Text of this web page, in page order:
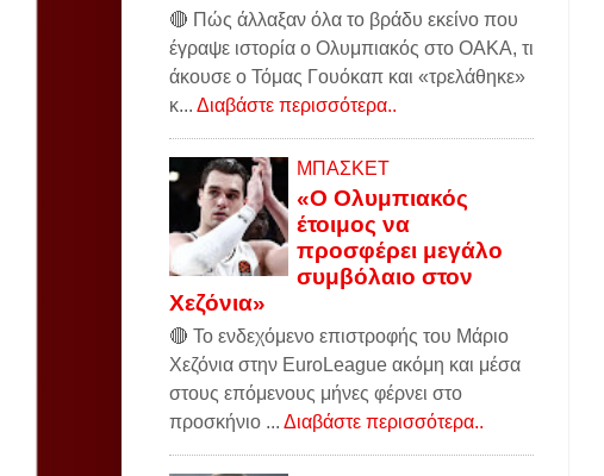
🔴 Πώς άλλαξαν όλα το βράδυ εκείνο που
έγραψε ιστορία ο Ολυμπιακός στο ΟΑΚΑ, τι
άκουσε ο Τόμας Γουόκαπ και «τρελάθηκε»
κ... Διαβάστε περισσότερα..
ΜΠΑΣΚΕΤ
«Ο Ολυμπιακός
έτοιμος να
προσφέρει μεγάλο
συμβόλαιο στον
Χεζόνια»
🔴 Το ενδεχόμενο επιστροφής του Μάριο
Χεζόνια στην EuroLeague ακόμη και μέσα
στους επόμενους μήνες φέρνει στο
προσκήνιο ... Διαβάστε περισσότερα..